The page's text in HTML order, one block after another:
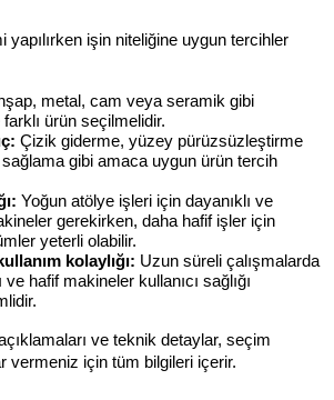
yapılırken işin niteliğine uygun tercihler
metal, cam veya seramik gibi
ürün seçilmelidir.
Çizik giderme, yüzey pürüzsüzleştirme
gibi amaca uygun ürün tercih
Yoğun atölye işleri için dayanıklı ve
gerekirken, daha hafif işler için
yeterli olabilir.
kolaylığı: Uzun süreli çalışmalarda
ve hafif makineler kullanıcı sağlığı
ve teknik detaylar, seçim
vermeniz için tüm bilgileri içerir.